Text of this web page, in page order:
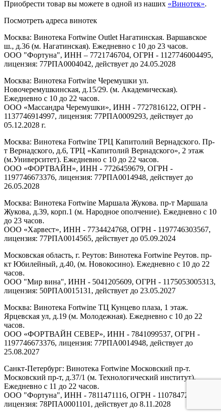
Приобрести товар вы можете в одной из наших «Винотек».
Посмотреть адреса винотек
Москва: Винотека Fortwine Outlet Нагатинская. Варшавское
ш., д.36 (м. Нагатинская). Ежедневно с 10 до 23 часов.
ООО "Фортуна", ИНН – 7721746704, ОГРН - 1127746004495,
лицензия: 77РПА0004042, действует до 24.05.2028
Москва: Винотека Fortwine Черемушки ул.
Новочеремушкинская, д.15/29. (м. Академическая).
Ежедневно с 10 до 22 часов.
ООО «Массандра Черемушки», ИНН - 7727816122, ОГРН -
1137746914997, лицензия: 77РПА0009293, действует до
05.12.2028 г.
Москва: Винотека Fortwine ТРЦ Капитолий Вернадского. Пр-
т Вернадского, д.6, ТРЦ «Капитолий Вернадского», 2 этаж
(м.Университет). Ежедневно с 10 до 22 часов.
ООО «ФОРТВАЙН», ИНН - 7726459679, ОГРН -
1197746673376, лицензия: 77РПА0014948, действует до
26.05.2028
Москва: Винотека Fortwine Маршала Жукова. пр-т Маршала
Жукова, д.39, корп.1 (м. Народное ополчение). Ежедневно с 10
до 23 часов.
ООО «Харвест», ИНН - 7734424768, ОГРН - 1197746303567,
лицензия: 77РПА0014565, действует до 05.09.2024
Московская область, г. Реутов: Винотека Fortwine Реутов. пр-
кт Юбилейный, д.40, (м. Новокосино). Ежедневно с 10 до 22
часов.
ООО "Мир вина", ИНН - 5041205609, ОГРН - 1175053005313,
лицензия: 50РПА0015131, действует до 23.05.2027
Москва: Винотека Fortwine ТЦ Кунцево плаза, 1 этаж.
Ярцевская ул, д.19 (м. Молодежная). Ежедневно с 10 до 22
часов.
ООО «ФОРТВАЙН СЕВЕР», ИНН - 7841099537, ОГРН -
1197746673376, лицензия: 77РПА0014948, действует до
25.08.2027
Санкт-Петербург: Винотека Fortwine Московский пр-т.
Московский пр-т, д.37/1 (м. Технологический институт).
Ежедневно с 11 до 22 часов.
ООО "Фортуна", ИНН - 7811471116, ОГРН - 1107847277438,
лицензия: 78РПА0001101, действует до 8.11.2028